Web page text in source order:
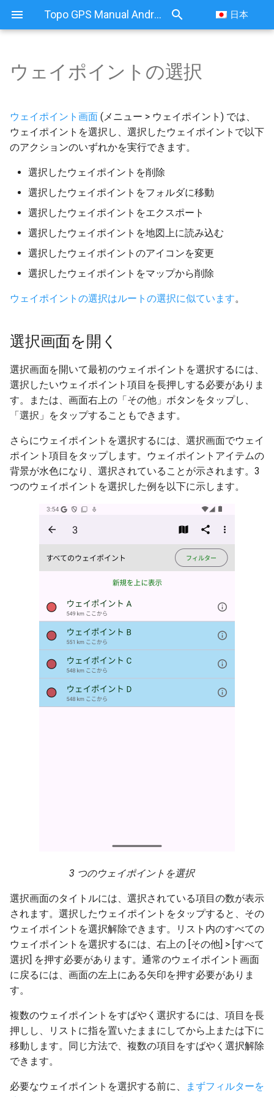
Topo GPS Manual Android 日本
ウェイポイントの選択
選択画面を開く
アクションの実行
ウェイポイントの選択
ウェイポイント画面 (メニュー > ウェイポイント) では、
ウェイポイントを選択し、選択したウェイポイントで以下
のアクションのいずれかを実行できます。
選択したウェイポイントを削除
選択したウェイポイントをフォルダに移動
選択したウェイポイントをエクスポート
選択したウェイポイントを地図上に読み込む
選択したウェイポイントのアイコンを変更
選択したウェイポイントをマップから削除
ウェイポイントの選択はルートの選択に似ています。
選択画面を開く
選択画面を開いて最初のウェイポイントを選択するには、
選択したいウェイポイント項目を長押しする必要がありま
す。または、画面右上の「その他」ボタンをタップし、
「選択」をタップすることもできます。
さらにウェイポイントを選択するには、選択画面でウェイ
ポイント項目をタップします。ウェイポイントアイテムの
背景が水色になり、選択されていることが示されます。3
つのウェイポイントを選択した例を以下に示します。
3 つのウェイポイントを選択
選択画面のタイトルには、選択されている項目の数が表示
されます。選択したウェイポイントをタップすると、その
ウェイポイントを選択解除できます。リスト内のすべての
ウェイポイントを選択するには、右上の [その他] > [すべて
選択] を押す必要があります。通常のウェイポイント画面
に戻るには、画面の左上にある矢印を押す必要がありま
す。
複数のウェイポイントをすばやく選択するには、項目を長
押しし、リストに指を置いたままにしてから上または下に
移動します。同じ方法で、複数の項目をすばやく選択解除
できます。
必要なウェイポイントを選択する前に、
まずフィルターを